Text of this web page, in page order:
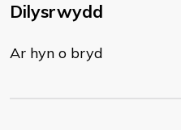
Dilysrwydd
Ar hyn o bryd